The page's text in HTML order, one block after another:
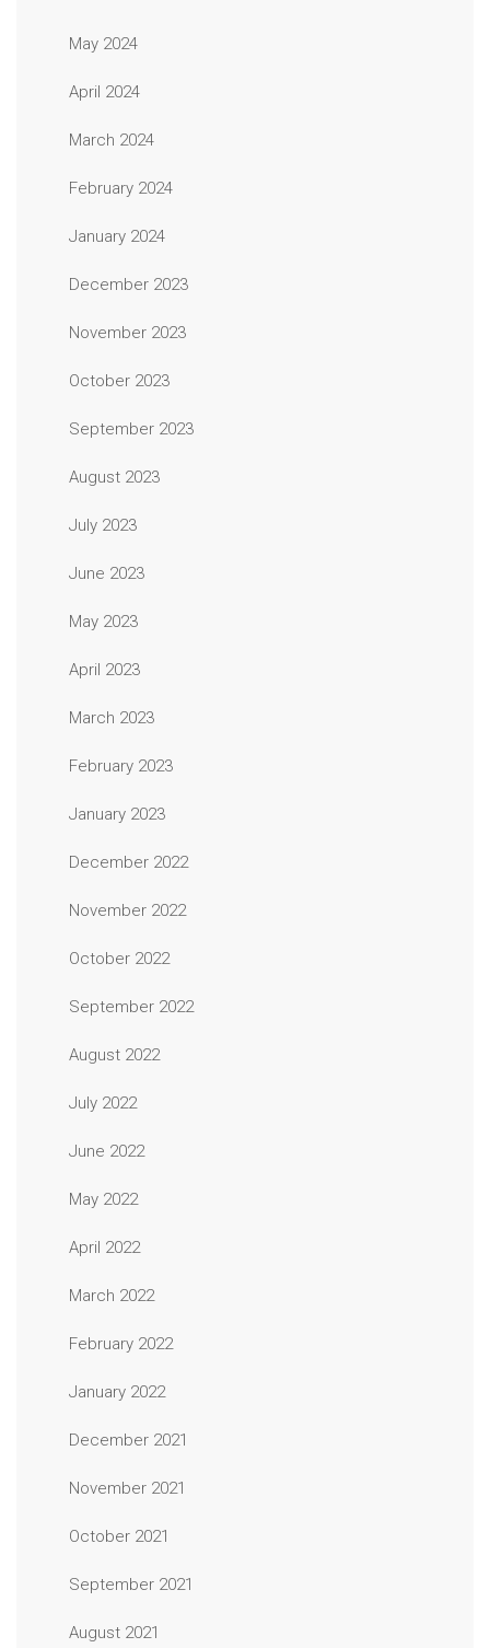
May 2024
April 2024
March 2024
February 2024
January 2024
December 2023
November 2023
October 2023
September 2023
August 2023
July 2023
June 2023
May 2023
April 2023
March 2023
February 2023
January 2023
December 2022
November 2022
October 2022
September 2022
August 2022
July 2022
June 2022
May 2022
April 2022
March 2022
February 2022
January 2022
December 2021
November 2021
October 2021
September 2021
August 2021